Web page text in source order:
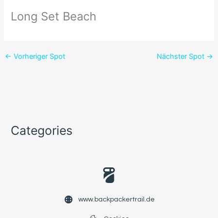
Long Set Beach
← Vorheriger Spot Nächster Spot →
Categories
www.backpackertrail.de